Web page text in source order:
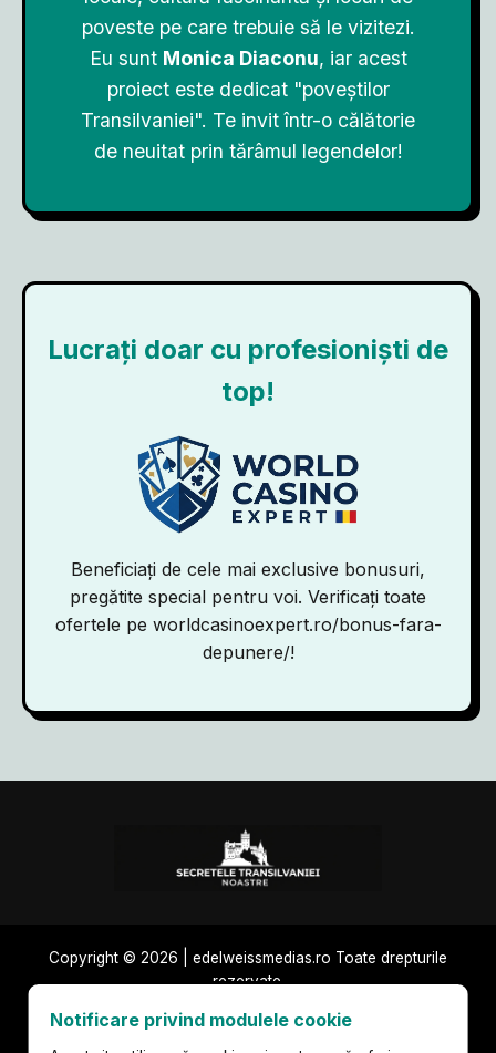
poveste pe care trebuie să le vizitezi.
Eu sunt Monica Diaconu, iar acest
proiect este dedicat "poveștilor
Transilvaniei". Te invit într-o călătorie
de neuitat prin tărâmul legendelor!
Lucrați doar cu profesioniști de
top!
Beneficiați de cele mai exclusive bonusuri,
pregătite special pentru voi. Verificați toate
ofertele pe worldcasinoexpert.ro/bonus-fara-
depunere/!
Copyright © 2026 | edelweissmedias.ro Toate drepturile
rezervate.
parteneriate
confidențialitate
Notificare privind modulele cookie